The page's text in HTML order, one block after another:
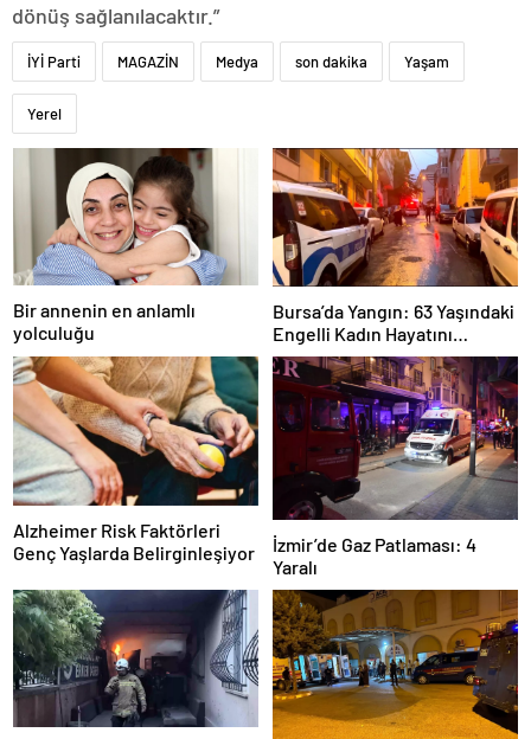
dönüş sağlanılacaktır.”
İYİ Parti MAGAZİN Medya son dakika Yaşam
Yerel
Bir annenin en anlamlı
yolculuğu
Bursa’da Yangın: 63 Yaşındaki
Engelli Kadın Hayatını
Kaybetti
Alzheimer Risk Faktörleri
Genç Yaşlarda Belirginleşiyor
İzmir’de Gaz Patlaması: 4
Yaralı